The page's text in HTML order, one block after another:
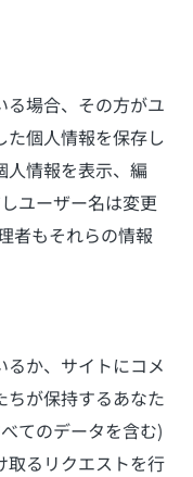
る場合、その方がユ
た個人情報を保存し
人情報を表示、編
ユーザー名は変更
者もそれらの情報
るか、サイトにコメ
ちが保持するあなた
てのデータを含む)
取るリクエストを行